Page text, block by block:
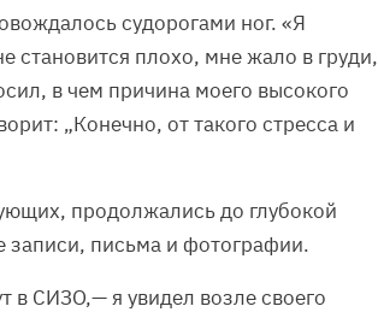
судорогами ног. «Я
становится плохо, мне жало в груди,
в чем причина моего высокого
„Конечно, от такого стресса и
продолжались до глубокой
записи, письма и фотографии.
в СИЗО,— я увидел возле своего